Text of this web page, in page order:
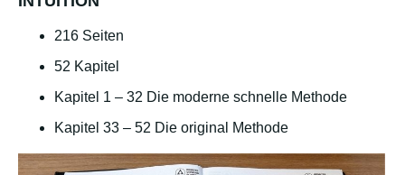
216 Seiten
52 Kapitel
Kapitel 1 – 32 Die moderne schnelle Methode
Kapitel 33 – 52 Die original Methode